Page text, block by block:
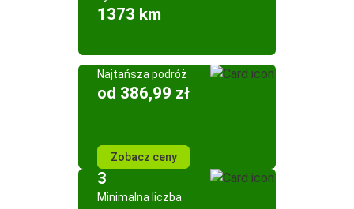
1373 km
Najtańsza podróż
od 386,99 zł
Zobacz ceny
3
Minimalna liczba